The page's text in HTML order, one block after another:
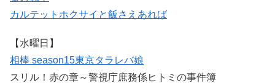
カルテット ホクサイと飯さえあれば
【水曜日】
相棒 season15東京タラレバ娘
スリル！赤の章～警視庁庶務係ヒトミの事件簿